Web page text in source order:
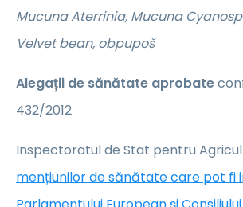
Mucuna Aterrinia, Mucuna
Velvet bean, obpupoš
Alegații de sănătate aprobate
432/2012
Inspectoratul de Stat pentru
mențiunilor de sănătate care pot